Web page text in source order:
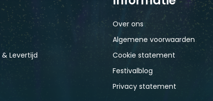
Levertijd
Over ons
Algemene voorwaarden
Cookie statement
Festivalblog
Privacy statement